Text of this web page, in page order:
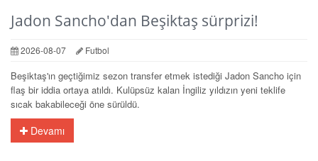
Jadon Sancho'dan Beşiktaş sürprizi!
2026-08-07 Futbol
Beşiktaş'ın geçtiğimiz sezon transfer etmek istediği Jadon Sancho için
flaş bir iddia ortaya atıldı. Kulüpsüz kalan İngiliz yıldızın yeni teklife
sıcak bakabileceği öne sürüldü.
Devamı